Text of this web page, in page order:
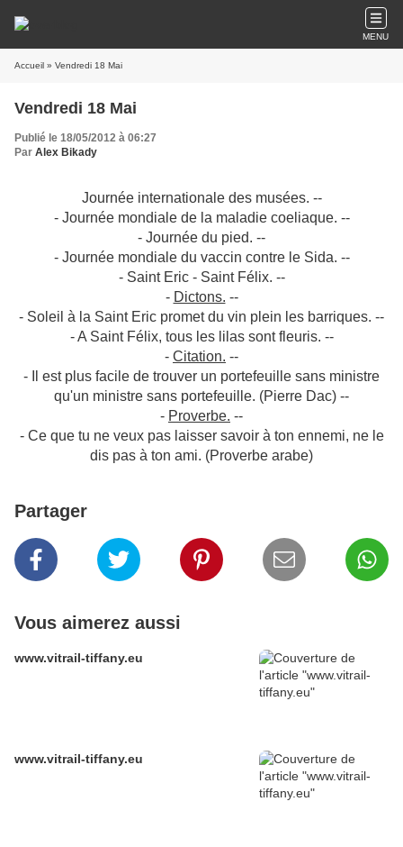
MENU
Accueil » Vendredi 18 Mai
Vendredi 18 Mai
Publié le 18/05/2012 à 06:27
Par Alex Bikady
Journée internationale des musées. --
- Journée mondiale de la maladie coeliaque. --
- Journée du pied. --
- Journée mondiale du vaccin contre le Sida. --
- Saint Eric - Saint Félix. --
- Dictons. --
- Soleil à la Saint Eric promet du vin plein les barriques. --
- A Saint Félix, tous les lilas sont fleuris. --
- Citation. --
- Il est plus facile de trouver un portefeuille sans ministre
qu'un ministre sans portefeuille. (Pierre Dac) --
- Proverbe. --
- Ce que tu ne veux pas laisser savoir à ton ennemi, ne le
dis pas à ton ami. (Proverbe arabe)
Partager
Vous aimerez aussi
www.vitrail-tiffany.eu
www.vitrail-tiffany.eu